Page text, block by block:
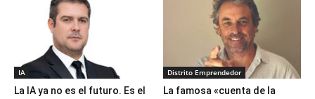
IA
La IA ya no es el futuro. Es el
Distrito Emprendedor
La famosa «cuenta de la